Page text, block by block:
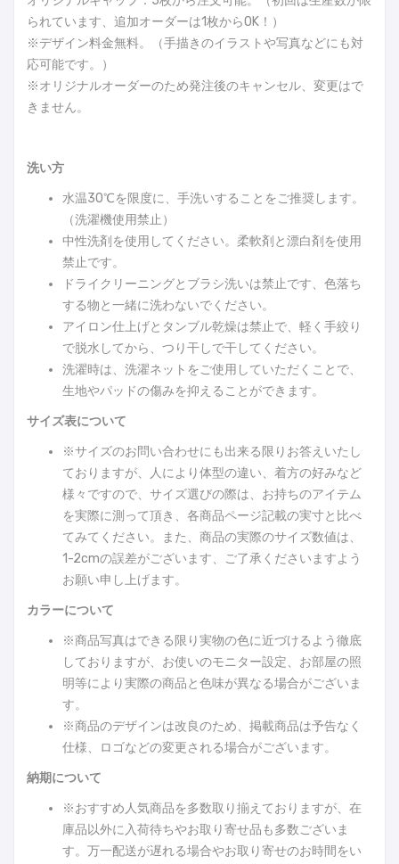
られています、追加オーダーは1枚からOK！）
※デザイン料金無料。（手描きのイラストや写真などにも対
応可能です。）
※オリジナルオーダーのため発注後のキャンセル、変更はで
きません。
洗い方
水温30℃を限度に、手洗いすることをご推奨します。
（洗濯機使用禁止）
中性洗剤を使用してください。柔軟剤と漂白剤を使用
禁止です。
ドライクリーニングとブラシ洗いは禁止です、色落ち
する物と一緒に洗わないでください。
アイロン仕上げとタンブル乾燥は禁止で、軽く手絞り
で脱水してから、つり干しで干してください。
洗濯時は、洗濯ネットをご使用していただくことで、
生地やパッドの傷みを抑えることができます。
サイズ表について
※サイズのお問い合わせにも出来る限りお答えいたし
ておりますが、人により体型の違い、着方の好みなど
様々ですので、サイズ選びの際は、お持ちのアイテム
を実際に測って頂き、各商品ページ記載の実寸と比べ
てみてください。また、商品の実際のサイズ数値は、
1-2cmの誤差がございます、ご了承くださいますよう
お願い申し上げます。
カラーについて
※商品写真はできる限り実物の色に近づけるよう徹底
しておりますが、お使いのモニター設定、お部屋の照
明等により実際の商品と色味が異なる場合がございま
す。
※商品のデザインは改良のため、掲載商品は予告なく
仕様、ロゴなどの変更される場合がございます。
納期について
※おすすめ人気商品を多数取り揃えておりますが、在
庫品以外に入荷待ちやお取り寄せ品も多数ございま
す。万一配送が遅れる場合やお取り寄せのお時間をい